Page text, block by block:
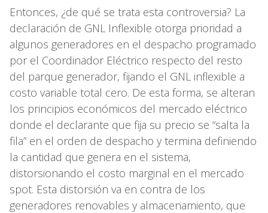
Entonces, ¿de qué se trata esta controversia? La
declaración de GNL Inflexible otorga prioridad a
algunos generadores en el despacho programado
por el Coordinador Eléctrico respecto del resto
del parque generador, fijando el GNL inflexible a
costo variable total cero. De esta forma, se alteran
los principios económicos del mercado eléctrico
donde el declarante que fija su precio se “salta la
fila” en el orden de despacho y termina definiendo
la cantidad que genera en el sistema,
distorsionando el costo marginal en el mercado
spot. Esta distorsión va en contra de los
generadores renovables y almacenamiento, que